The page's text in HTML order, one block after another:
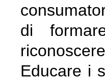
di
Educare i